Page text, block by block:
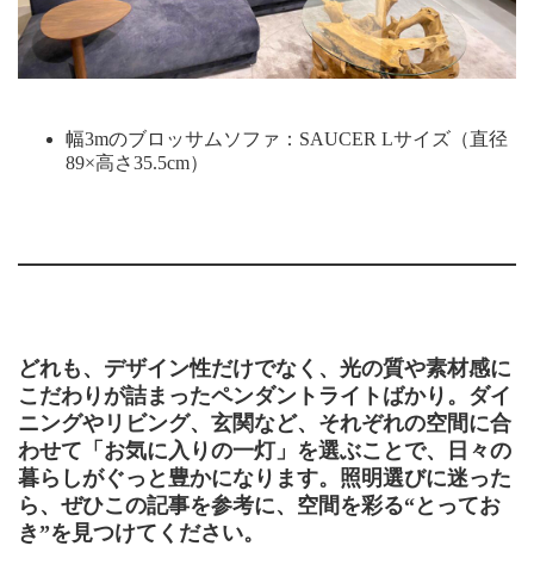
幅3mのブロッサムソファ：SAUCER Lサイズ（直径
89×高さ35.5cm）
どれも、デザイン性だけでなく、光の質や素材感に
こだわりが詰まったペンダントライトばかり。ダイ
ニングやリビング、玄関など、それぞれの空間に合
わせて「お気に入りの一灯」を選ぶことで、日々の
暮らしがぐっと豊かになります。照明選びに迷った
ら、ぜひこの記事を参考に、空間を彩る“とってお
き”を見つけてください。